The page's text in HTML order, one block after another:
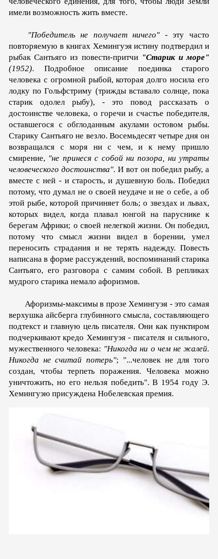
имели возможность жить вместе.
"Победитель не получает ничего" - эту часто
повторяе­мую в книгах Хемингуэя истину подтвердил и
рыбак Сантьяго из повести-притчи "Старик и море"
(1952). Подробное описание поединка старого
человека с огромной рыбой, которая долго носила его
лодку по Гольфстриму (трижды вставало солнце, пока
старик одолел рыбу), - это повод рассказать о
достоинстве человека, о горечи и счастье победителя,
остав­шегося с обглоданным акулами остовом рыбы.
Старику Сан­тьяго не везло. Восемьдесят четыре дня он
возвращался с мо­ря ни с чем, и к нему пришло
смирение, "не принеся с собой ни позора, ни утраты
человеческого достоинства". И вот он победил рыбу, а
вместе с ней - и старость, и душевную боль. Победил
потому, что думал не о своей неудаче и не о себе, а об
этой рыбе, которой причиняет боль; о звездах и львах,
ко­торых видел, когда плавал юнгой на паруснике к
берегам Аф­рики; о своей нелегкой жизни. Он победил,
потому что смысл жизни видел в борении, умел
переносить страдания и не те­рять надежду. Повесть
написана в форме рассуждений, воспоминаний старика
Сантьяго, его разговора с самим собой. В репликах
мудрого старика немало афоризмов.
Афоризмы-максимы в прозе Хемингуэя - это самая
вер­хушка айсберга глубинного смысла, составляющего
подтекст и главную цель писателя. Они как пунктиром
подчеркивают кредо Хемингуэя - писателя и сильного,
мужественного че­ловека: "Никогда ни о чем не жалей.
Никогда не считай по­терь"; "...человек не для того
создан, чтобы терпеть поражения. Человека можно
уничтожить, но его нельзя победить". В 1954 году Э.
Хемингуэю присуждена Нобелевская премия.